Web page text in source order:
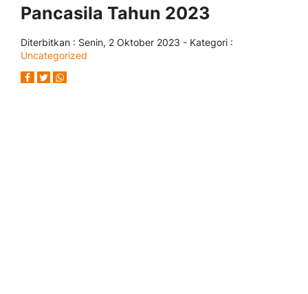
Pancasila Tahun 2023
Diterbitkan : Senin, 2 Oktober 2023 - Kategori :
Uncategorized